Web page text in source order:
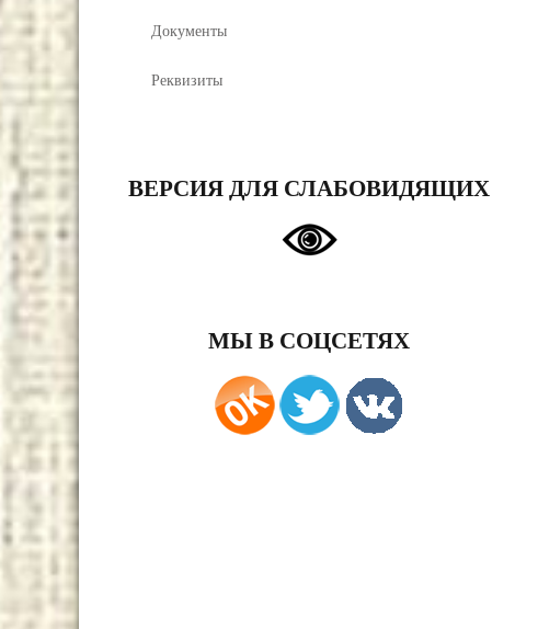
Документы
Реквизиты
ВЕРСИЯ ДЛЯ СЛАБОВИДЯЩИХ
МЫ В СОЦСЕТЯХ